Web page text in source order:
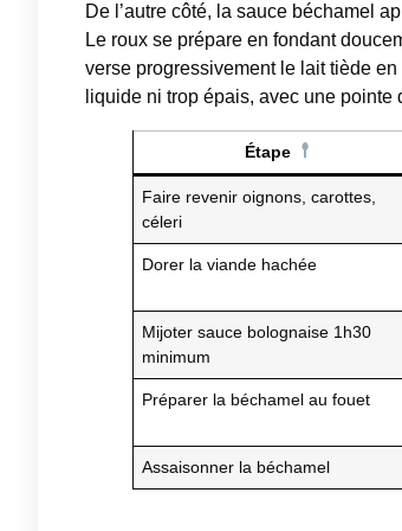
De l’autre côté, la sauce béchamel
Le roux se prépare en fondant
verse progressivement le lait tiède
liquide ni trop épais, avec une
Étape
Faire revenir oignons, carottes,
céleri
Dorer la viande hachée
Mijoter sauce bolognaise 1h30
minimum
Préparer la béchamel au fouet
Assaisonner la béchamel